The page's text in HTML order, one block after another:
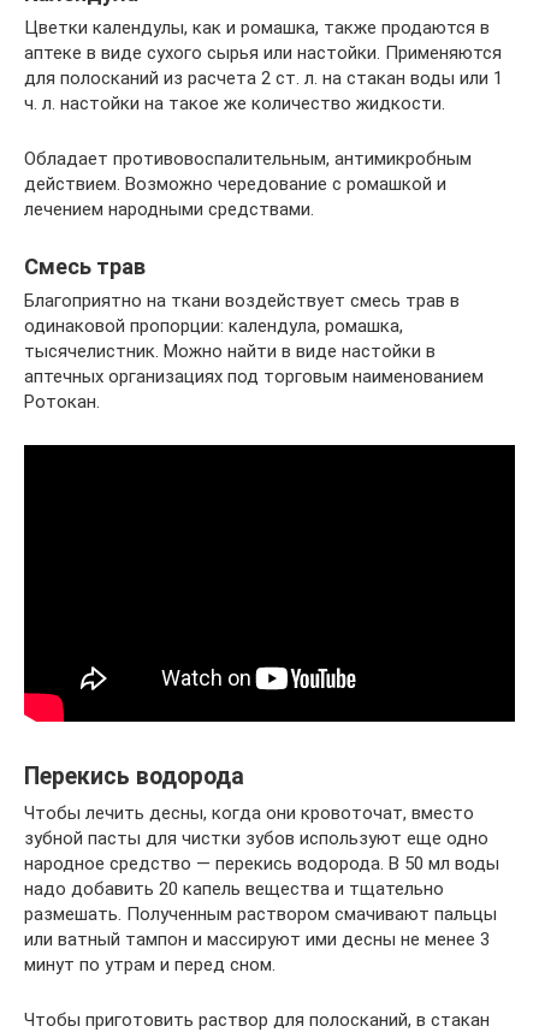
Цветки календулы, как и ромашка, также продаются в
аптеке в виде сухого сырья или настойки. Применяются
для полосканий из расчета 2 ст. л. на стакан воды или 1
ч. л. настойки на такое же количество жидкости.
Обладает противовоспалительным, антимикробным
действием. Возможно чередование с ромашкой и
лечением народными средствами.
Смесь трав
Благоприятно на ткани воздействует смесь трав в
одинаковой пропорции: календула, ромашка,
тысячелистник. Можно найти в виде настойки в
аптечных организациях под торговым наименованием
Ротокан.
Перекись водорода
Чтобы лечить десны, когда они кровоточат, вместо
зубной пасты для чистки зубов используют еще одно
народное средство — перекись водорода. В 50 мл воды
надо добавить 20 капель вещества и тщательно
размешать. Полученным раствором смачивают пальцы
или ватный тампон и массируют ими десны не менее 3
минут по утрам и перед сном.
Чтобы приготовить раствор для полосканий, в стакан